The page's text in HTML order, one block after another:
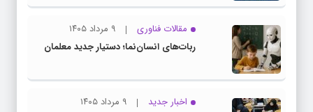
مقالات فناوری
۹ مرداد ۱۴۰۵
ربات‌های انسان‌نما؛ دستیار جدید معلمان
اخبار جدید
۹ مرداد ۱۴۰۵